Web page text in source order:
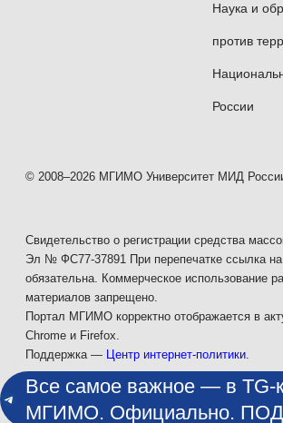
Наука и
против
России
© 2008–2026 МГИМО Университет МИД
Свидетельство о регистрации средства
Эл № ФС77-37891 При перепечатке ссылка
обязательна. Коммерческое использование
материалов запрещено.
Портал МГИМО корректно отображается в
Chrome и Firefox.
Поддержка — Центр интернет-политики.
Все самое важное — в TG-
МГИМО. Официально.